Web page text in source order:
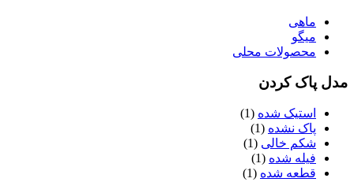
ماهی
میگو
محصولات محلی
مدل پاک کردن
استیک شده (1)
پاک نشده (1)
شکم خالی (1)
فیله شده (1)
قطعه شده (1)